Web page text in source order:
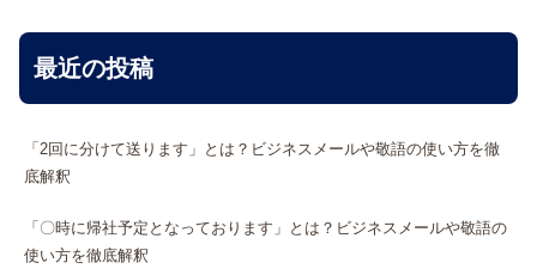
最近の投稿
「2回に分けて送ります」とは？ビジネスメールや敬語の使い方を徹
底解釈
「〇時に帰社予定となっております」とは？ビジネスメールや敬語の
使い方を徹底解釈